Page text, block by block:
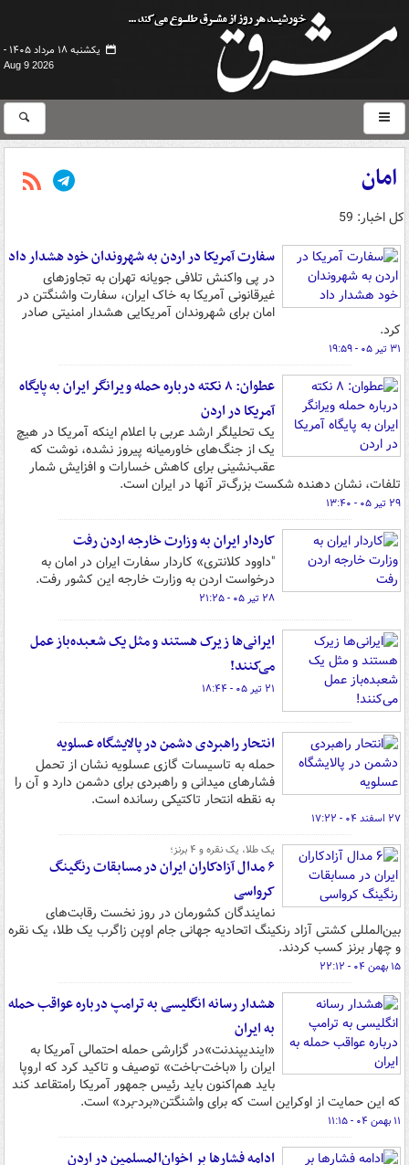
یکشنبه ۱۸ مرداد ۱۴۰۵ -
Aug 9 2026
امان
کل اخبار: 59
سفارت آمریکا در اردن به شهروندان خود هشدار داد
در پی واکنش تلافی جویانه تهران به تجاوزهای
غیرقانونی آمریکا به خاک ایران، سفارت واشنگتن در
امان برای شهروندان آمریکایی هشدار امنیتی صادر
کرد.
۳۱ تیر ۰۵ - ۱۹:۵۹
عطوان: ۸ نکته درباره حمله ویرانگر ایران به پایگاه
آمریکا در اردن
یک تحلیلگر ارشد عربی با اعلام اینکه آمریکا در هیچ
یک از جنگ‌های خاورمیانه پیروز نشده، نوشت که
عقب‌نشینی برای کاهش خسارات و افزایش شمار
تلفات، نشان دهنده شکست بزرگ‌تر آنها در ایران است.
۲۹ تیر ۰۵ - ۱۳:۴۰
کاردار ایران به وزارت خارجه اردن رفت
"داوود کلانتری» کاردار سفارت ایران در امان به
درخواست اردن به وزارت خارجه این کشور رفت.
۲۸ تیر ۰۵ - ۲۱:۲۵
ایرانی‌ها زیرک هستند و مثل یک شعبده‌باز عمل
می‌کنند!
۲۱ تیر ۰۵ - ۱۸:۴۴
انتحار راهبردی دشمن در پالایشگاه عسلویه
حمله به تاسیسات گازی عسلویه نشان از تحمل
فشارهای میدانی و راهبردی برای دشمن دارد و آن را
به نقطه انتحار تاکتیکی رسانده است.
۲۷ اسفند ۰۴ - ۱۷:۲۲
یک طلا، یک نقره و ۴ برنز؛
۶ مدال آزادکاران ایران در مسابقات رنگینگ
کرواسی
نمایندگان کشورمان در روز نخست رقابت‌های
بین‌المللی کشتی آزاد رنکینگ اتحادیه جهانی جام اوپن زاگرب یک طلا، یک نقره
و چهار برنز کسب کردند.
۱۵ بهمن ۰۴ - ۲۲:۱۲
هشدار رسانه انگلیسی به ترامپ درباره عواقب حمله
به ایران
«ایندیپندنت»در گزارشی حمله احتمالی آمریکا به
ایران را «باخت-باخت» توصیف و تاکید کرد که اروپا
باید هم‌اکنون باید رئیس جمهور آمریکا رامتقاعد کند
که این حمایت از اوکراین است که برای واشنگتن«برد-برد» است.
۱۱ بهمن ۰۴ - ۱۱:۱۵
ادامه فشارها بر اخوان‌المسلمین در اردن